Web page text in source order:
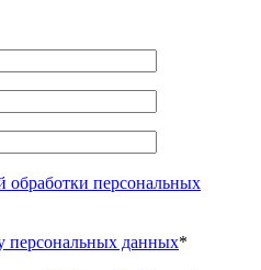
обработки персональных
персональных данных*